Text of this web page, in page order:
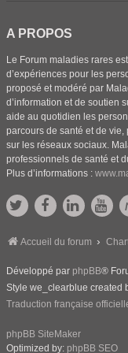
A PROPOS
Le Forum maladies rares
d’expériences pour les
proposé et modéré par
d’information et de soutien
aide au quotidien les
parcours de santé et de
sur les réseaux sociaux.
professionnels de santé et
Plus d’informations :
Accueil du forum
Développé par phpBB®
Style we_clearblue created
Traduction française
phpBB SiteMaker
Optimized by: phpBB SEO